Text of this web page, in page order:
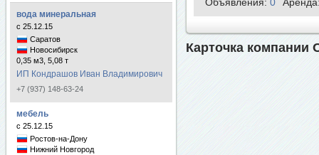
вода минеральная
с 25.12.15
Саратов
Новосибирск
0,35 м3, 5,08 т
ИП Кондрашов Иван Владимирович
+7 (937) 148-63-24
мебель
с 25.12.15
Ростов-на-Дону
Нижний Новгород
Карточка